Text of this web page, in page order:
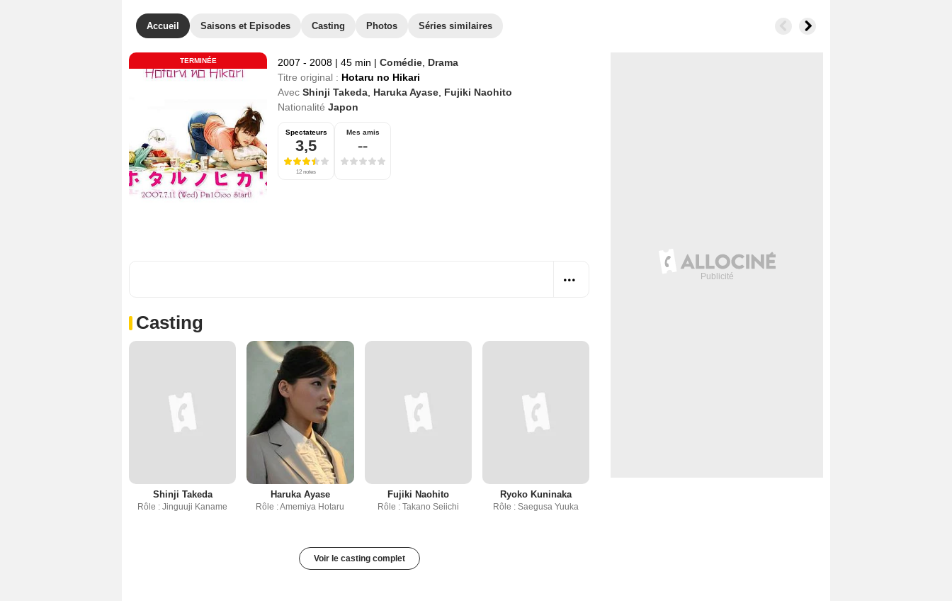
Accueil Saisons et Episodes Casting Photos Séries similaires
TERMINÉE 2007 - 2008 | 45 min | Comédie Drama
Titre original : Hotaru no Hikari
Avec Shinji Takeda Haruka Ayase Fujiki Naohito
Nationalité Japon
Spectateurs
3,5
12 notes
Mes amis
--
Casting
Shinji Takeda
Rôle : Jinguuji Kaname
Haruka Ayase
Rôle : Amemiya Hotaru
Fujiki Naohito
Rôle : Takano Seiichi
Ryoko Kuninaka
Rôle : Saegusa Yuuka
Voir le casting complet